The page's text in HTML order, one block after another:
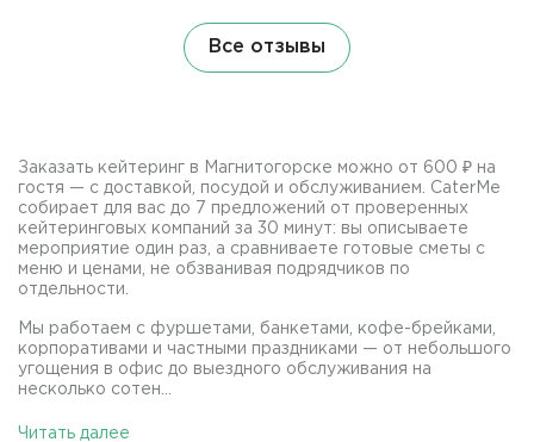
Все отзывы
Заказать кейтеринг в Магнитогорске можно от 600 ₽ на
гостя — с доставкой, посудой и обслуживанием. CaterMe
собирает для вас до 7 предложений от проверенных
кейтеринговых компаний за 30 минут: вы описываете
мероприятие один раз, а сравниваете готовые сметы с
меню и ценами, не обзванивая подрядчиков по
отдельности.
Мы работаем с фуршетами, банкетами, кофе-брейками,
корпоративами и частными праздниками — от небольшого
угощения в офис до выездного обслуживания на
несколько сотен...
Читать далее